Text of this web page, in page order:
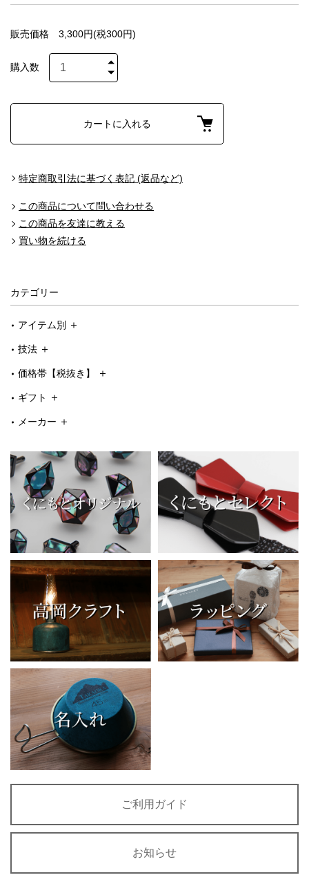
販売価格 3,300円(税300円)
購入数
カートに入れる
特定商取引法に基づく表記 (返品など)
この商品について問い合わせる
この商品を友達に教える
買い物を続ける
カテゴリー
アイテム別
技法
価格帯【税抜き】
ギフト
メーカー
ご利用ガイド
お知らせ